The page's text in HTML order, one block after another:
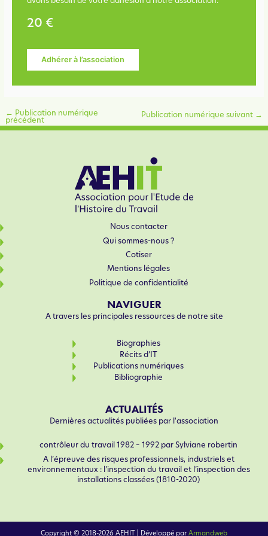
20 €
Adhérer à l’association
← Publication numérique
précédent
Publication numérique suivant →
Nous contacter
Qui sommes-nous ?
Cotiser
Mentions légales
Politique de confidentialité
NAVIGUER
A travers les principales ressources de notre site
Biographies
Récits d’IT
Publications numériques
Bibliographie
ACTUALITÉS
Dernières actualités publiées par l'association
contrôleur du travail 1982 – 1992 par Sylviane robertin
A l’épreuve des risques professionnels, industriels et
environnementaux : l’inspection du travail et l’inspection des
installations classées (1810-2020)
Copyright © 2018-2026 AEHIT | Développé par Armandweb